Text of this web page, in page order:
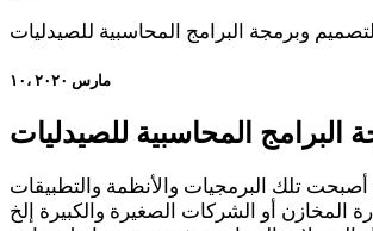
وبرمجة البرامج المحاسبية للصيدليات
۱۰، مارس ۲۰۲۰
المحاسبية للصيدليات
أصبحت تلك البرمجيات والأنظمة والتطبيقات